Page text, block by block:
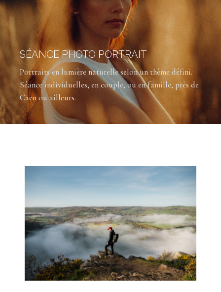
SÉANCE PHOTO PORTRAIT
Portraits en lumière naturelle selon un thème défini.
Séance individuelles, en couple, ou en famille, près de
Caen ou ailleurs.